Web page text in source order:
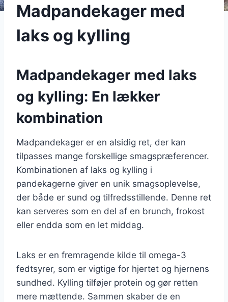
Madpandekager med
laks og kylling
Madpandekager med laks
og kylling: En lækker
kombination
Madpandekager er en alsidig ret, der kan
tilpasses mange forskellige smagspræferencer.
Kombinationen af laks og kylling i
pandekagerne giver en unik smagsoplevelse,
der både er sund og tilfredsstillende. Denne ret
kan serveres som en del af en brunch, frokost
eller endda som en let middag.
Laks er en fremragende kilde til omega-3
fedtsyrer, som er vigtige for hjertet og hjernens
sundhed. Kylling tilføjer protein og gør retten
mere mættende. Sammen skaber de en